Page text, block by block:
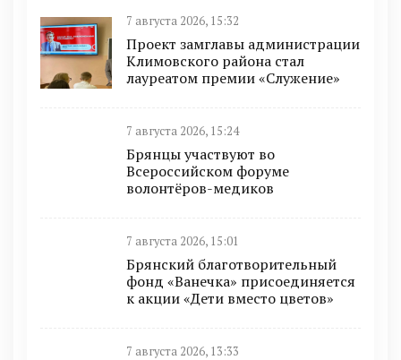
7 августа 2026, 15:32
Проект замглавы администрации
Климовского района стал
лауреатом премии «Служение»
7 августа 2026, 15:24
Брянцы участвуют во
Всероссийском форуме
волонтёров-медиков
7 августа 2026, 15:01
Брянский благотворительный
фонд «Ванечка» присоединяется
к акции «Дети вместо цветов»
7 августа 2026, 13:33